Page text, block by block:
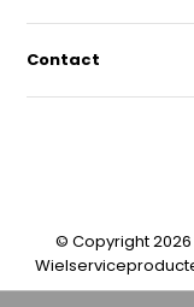
Contact
© Copyright